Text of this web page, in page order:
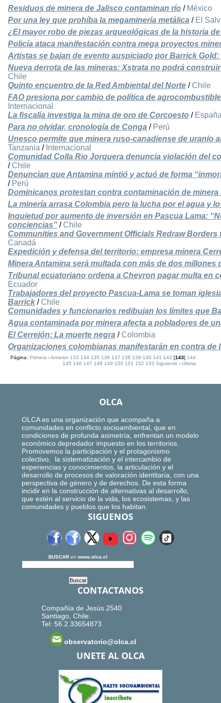
Residuos de minera de Jalisco contaminan río / México
Por una ley que prohíba la megaminería metálica / El
¿El mayor robo de piezas arqueológicas de la historia
Policía ataca manifestación contra mega proyectos
Artistas se bajan de evento auspiciado por Barrick Gold:
Nueva derrota de las mineras: Xstrata no podrá
Chile
Quinto encuentro de la Red Ambiental del Norte / Chile
FAO presiona por cambio de política de
Internacional
La fiscalía investiga la mina de oro de Corcoesto /
Para no olvidar, cronología de Conga / Perú
Unesco permite que minera ruso-canadiense de uranio
Tanzania / Internacional
Comunidad Colla Rio Jorquera denuncia violación del
/ Chile
Denuncian que Antamina mintió y actuó de forma
/ Perú
Dominicanos protestan contra contaminación de
La minería arrasa Colombia pero la lucha por el agua y
Inquietud por aumento de inversión en Pascua Lama:
conciencias” / Chile
Communities and Government Officials Redraw
Canadá
Expedición y defensa del territorio: empresa minera
Minera Antamina será multada con más de dos millones
Tribunal ecuatoriano ordena a Chevron pagar multa en
Ecuador
Trabajadores del proyecto Pascua-Lama se toman
Barrick / Chile
Comunidades y funcionarios redibujan los límites que
Agua contaminada por minera afecta a pobladores de
El Cerrejón: La muerte negra / Colombia
Organizaciones colombianas manifestarán en contra de
Página:Primera -Anterior 133 134 135 136 137 138 139 140 141 142 [143]144
145 146 147 148 149 150 151 152 153 Siguiente -Ultima
OLCA
OLCA es una organización que acompaña a
comunidades en conflicto socioambiental, que en
condiciones de profunda asimetría, enfrentan un modelo
económico depredador impuesto en los territorios.
Promovemos la participación y el protagonismo
colectivo, la sistematización y el intercambio de
experiencias y conocimientos, la articulación y el
desarrollo de procesos de valoración identitaria, con una
perspectiva de género y de derechos. De esta forma
incidir en la construcción de alternativas al desarrollo,
que estén al servicio de la vida, los ecosistemas, y las
comunidades y pueblos que los habitan.
SIGUENOS
BUSCAR en www.olca.cl
CONTACTANOS
Compañía de Jesús 2540
Santiago, Chile.
Tel: 56.2.33654873
observatorio@olca.cl
UNETE AL OLCA